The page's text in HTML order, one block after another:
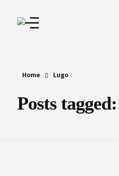
Home Lugo
Posts